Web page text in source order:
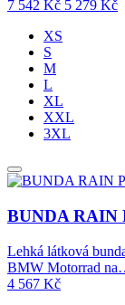
7 542 Kč 5 279 Kč
XS
S
M
L
XL
XXL
3XL
BUNDA RAIN
Lehká látková
BMW Motorrad
4 567 Kč